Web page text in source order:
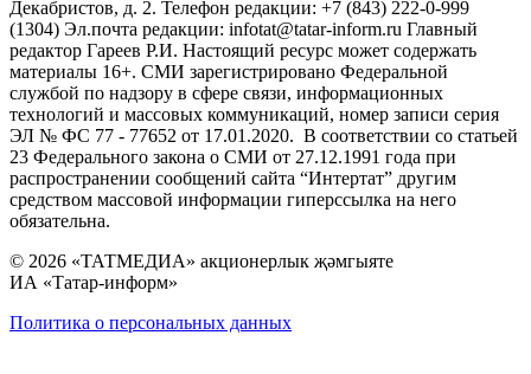
Декабристов, д. 2. Телефон редакции: +7 (843) 222-0-999
(1304) Эл.почта редакции: infotat@tatar-inform.ru Главный
редактор Гареев Р.И. Настоящий ресурс может содержать
материалы 16+. СМИ зарегистрировано Федеральной
службой по надзору в сфере связи, информационных
технологий и массовых коммуникаций, номер записи серия
ЭЛ № ФС 77 - 77652 от 17.01.2020. В соответствии со статьей
23 Федерального закона о СМИ от 27.12.1991 года при
распространении сообщений сайта “Интертат” другим
средством массовой информации гиперссылка на него
обязательна.
© 2026 «ТАТМЕДИА» акционерлык җәмгыяте
ИА «Татар-информ»
Политика о персональных данных